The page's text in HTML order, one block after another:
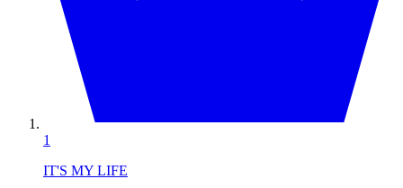
1
IT'S MY LIFE